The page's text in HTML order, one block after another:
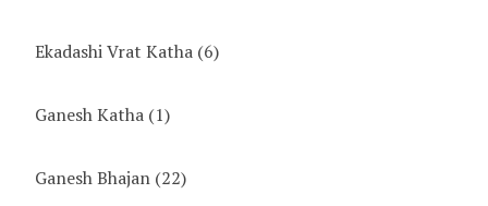
Ekadashi Vrat Katha (6)
Ganesh Katha (1)
Ganesh Bhajan (22)